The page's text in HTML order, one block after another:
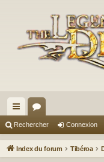
cc
ès
or
u
Rechercher Connexion
Index du forum Tibéroa